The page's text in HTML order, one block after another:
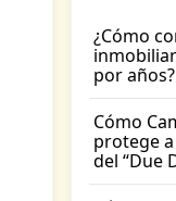
¿Cómo
por años?
Cómo
protege
del “Due